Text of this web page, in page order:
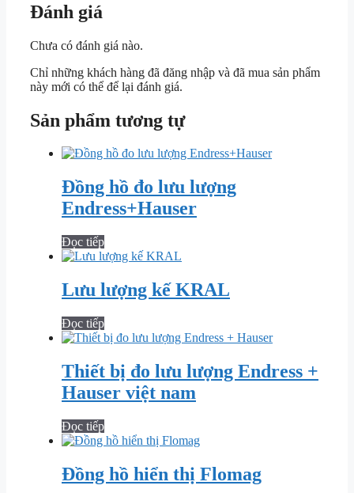
Đánh giá
Chưa có đánh giá nào.
Chỉ những khách hàng đã đăng nhập và đã mua sản phẩm
này mới có thể để lại đánh giá.
Sản phẩm tương tự
Đồng hồ đo lưu lượng
Endress+Hauser
Đọc tiếp
Lưu lượng kế KRAL
Đọc tiếp
Thiết bị đo lưu lượng Endress +
Hauser việt nam
Đọc tiếp
Đồng hồ hiển thị Flomag